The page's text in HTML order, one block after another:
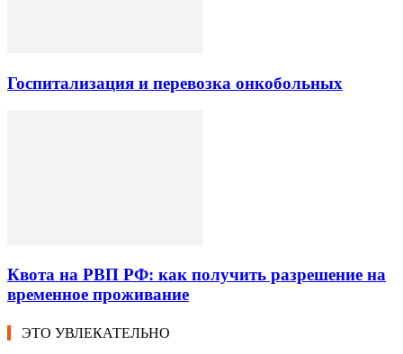
Госпитализация и перевозка онкобольных
Квота на РВП РФ: как получить разрешение на
временное проживание
ЭТО УВЛЕКАТЕЛЬНО